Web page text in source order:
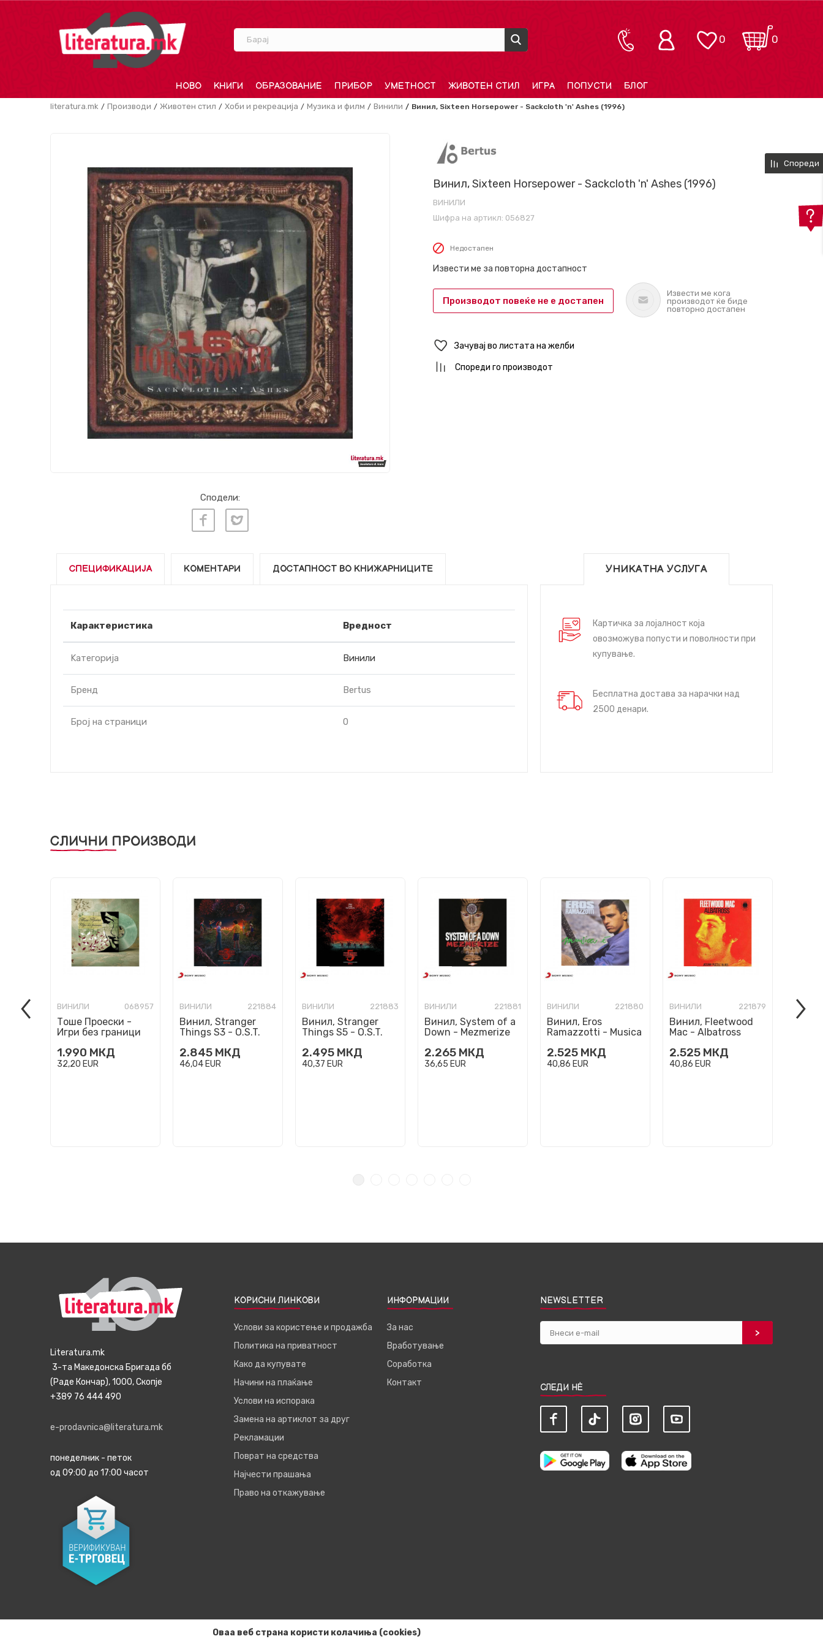
Барај 0
0
НОВО КНИГИ ОБРАЗОВАНИЕ ПРИБОР УМЕТНОСТ ЖИВОТЕН СТИЛ ИГРА ПОПУСТИ БЛОГ
literatura.mk Производи Животен стил Хоби и рекреација Музика и филм Винили Винил, Sixteen Horsepower - Sackcloth 'n' Ashes (1996)
Сподели:
Винил, Sixteen Horsepower - Sackcloth 'n' Ashes (1996)
ВИНИЛИ
Шифра на артикл: 056827
Недостапен
Извести ме за повторна достапност
Производот повеќе не е достапен
Извести ме кога
производот ќе биде
повторно достапен
Зачувај во листата на желби
Спореди го производот
СПЕЦИФИКАЦИЈА КОМЕНТАРИ ДОСТАПНОСТ ВО КНИЖАРНИЦИТЕ
Карактеристика Вредност
Kатегорија Винили
Бренд Bertus
Број на страници 0
УНИКАТНА УСЛУГА
Картичка за лојалност која
овозможува попусти и поволности при
купување.
Бесплатна достава за нарачки над
2500 денари.
СЛИЧНИ ПРОИЗВОДИ
ВИНИЛИ 068957
Тоше Проески -
Игри без граници
1.990 МКД
32,20 EUR
ВИНИЛИ 221884
Винил, Stranger
Things S3 - O.S.T.
2.845 МКД
46,04 EUR
ВИНИЛИ 221883
Винил, Stranger
Things S5 - O.S.T.
2.495 МКД
40,37 EUR
ВИНИЛИ 221881
Винил, System of a
Down - Mezmerize
2.265 МКД
36,65 EUR
ВИНИЛИ 221880
Винил, Eros
Ramazzotti - Musica
2.525 МКД
40,86 EUR
ВИНИЛИ 221879
Винил, Fleetwood
Mac - Albatross
2.525 МКД
40,86 EUR
Спореди
Literatura.mk
3-та Македонска Бригада бб
(Раде Кончар), 1000, Скопје
+389 76 444 490
e-prodavnica@literatura.mk
понеделник - петок
од 09:00 до 17:00 часот
КОРИСНИ ЛИНКОВИ
Услови за користење и продажба
Политика на приватност
Како да купувате
Начини на плаќање
Услови на испорака
Замена на артиклот за друг
Рекламации
Поврат на средства
Најчести прашања
Право на откажување
ИНФОРМАЦИИ
За нас
Вработување
Соработка
Контакт
NEWSLETTER
СЛЕДИ НЀ
Оваа веб страна користи колачиња (cookies)